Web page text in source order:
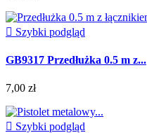
 Szybki podgląd
GB9317 Przedłużka 0.5 m z...
7,00 zł
 Szybki podgląd